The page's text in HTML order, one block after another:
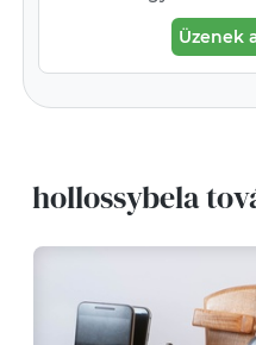
Üzenek
hollossybela